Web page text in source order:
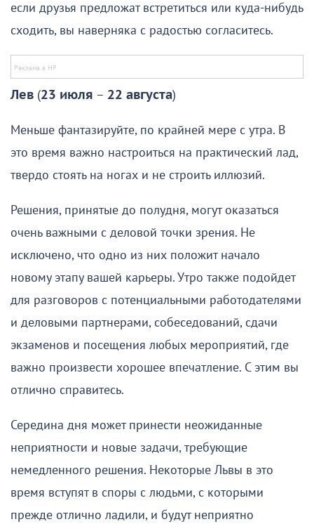
если друзья предложат встретиться или куда-нибудь
сходить, вы наверняка с радостью согласитесь.
Лев (23 июля – 22 августа)
Меньше фантазируйте, по крайней мере с утра. В
это время важно настроиться на практический лад,
твердо стоять на ногах и не строить иллюзий.
Решения, принятые до полудня, могут оказаться
очень важными с деловой точки зрения. Не
исключено, что одно из них положит начало
новому этапу вашей карьеры. Утро также подойдет
для разговоров с потенциальными работодателями
и деловыми партнерами, собеседований, сдачи
экзаменов и посещения любых мероприятий, где
важно произвести хорошее впечатление. С этим вы
отлично справитесь.
Середина дня может принести неожиданные
неприятности и новые задачи, требующие
немедленного решения. Некоторые Львы в это
время вступят в споры с людьми, с которыми
прежде отлично ладили, и будут неприятно